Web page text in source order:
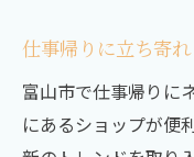
富山市で見
デザイン
魚津市で流
ン
仕事帰りに立ち寄
富山市で仕事帰りに
にあるショップが便